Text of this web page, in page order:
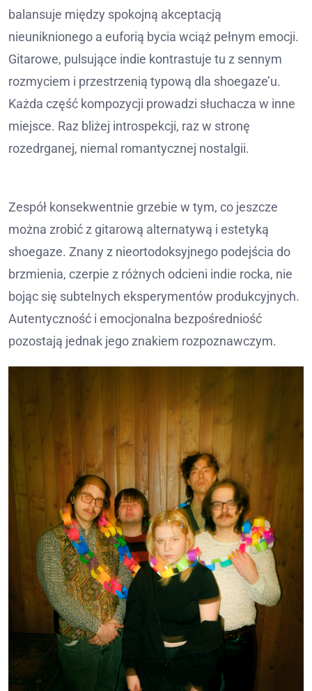
balansuje między spokojną akceptacją
nieuniknionego a euforią bycia wciąż pełnym emocji.
Gitarowe, pulsujące indie kontrastuje tu z sennym
rozmyciem i przestrzenią typową dla shoegaze’u.
Każda część kompozycji prowadzi słuchacza w inne
miejsce. Raz bliżej introspekcji, raz w stronę
rozedrganej, niemal romantycznej nostalgii.
Zespół konsekwentnie grzebie w tym, co jeszcze
można zrobić z gitarową alternatywą i estetyką
shoegaze. Znany z nieortodoksyjnego podejścia do
brzmienia, czerpie z różnych odcieni indie rocka, nie
bojąc się subtelnych eksperymentów produkcyjnych.
Autentyczność i emocjonalna bezpośredniość
pozostają jednak jego znakiem rozpoznawczym.